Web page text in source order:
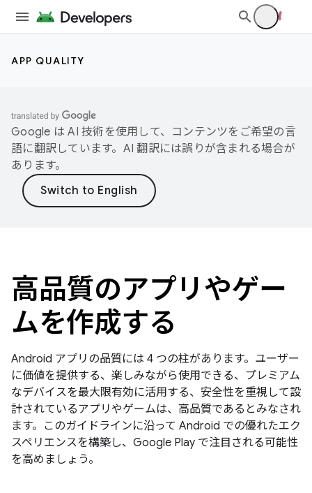
APP QUALITY
Google は AI 技術を使用して、コンテンツをご希望の言
語に翻訳しています。AI 翻訳には誤りが含まれる場合が
あります。
高品質のアプリやゲー
ムを作成する
Android アプリの品質には 4 つの柱があります。ユーザー
に価値を提供する、楽しみながら使用できる、プレミアム
なデバイスを最大限有効に活用する、安全性を重視して設
計されているアプリやゲームは、高品質であるとみなされ
ます。このガイドラインに沿って Android での優れたエク
スペリエンスを構築し、Google Play で注目される可能性
を高めましょう。